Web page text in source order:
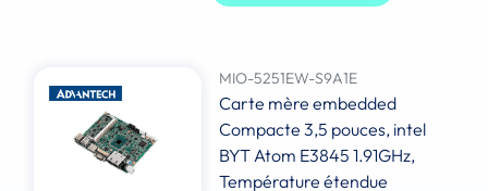
MIO-5251EW-S9A1E
Carte mère embedded
Compacte 3,5 pouces, intel
BYT Atom E3845 1.91GHz,
Température étendue